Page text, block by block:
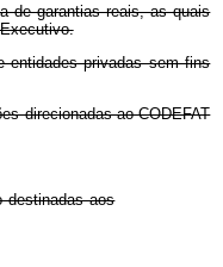
de garantias reais, as quais
entidades privadas sem fins
direcionadas ao CODEFAT
destinadas aos